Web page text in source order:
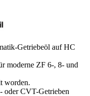
Getriebeöl auf HC
moderne ZF 6-, 8- und
worden.
oder CVT-Getrieben